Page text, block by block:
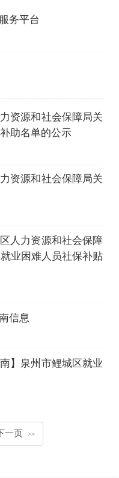
务平台
资源和社会保障局关
助名单的公示
资源和社会保障局关
人力资源和社会保障
业困难人员社保补贴
信息
】泉州市鲤城区就业
一页 >>